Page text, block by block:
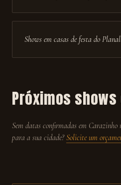
Shows em casas de festa do
Próximos shows
Sem datas confirmadas em Carazinho
para a sua cidade? Solicite um